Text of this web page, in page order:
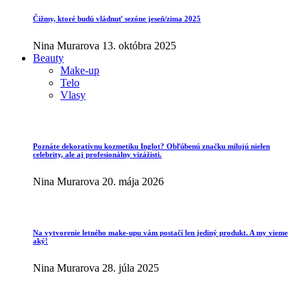
Čižmy, ktoré budú vládnuť sezóne jeseň/zima 2025
Nina Murarova 13. októbra 2025
Beauty
Make-up
Telo
Vlasy
Poznáte dekoratívnu kozmetiku Inglot? Obľúbenú značku milujú nielen
celebrity, ale aj profesionálny vizážisti.
Nina Murarova 20. mája 2026
Na vytvorenie letného make-upu vám postačí len jediný produkt. A my vieme
aký!
Nina Murarova 28. júla 2025